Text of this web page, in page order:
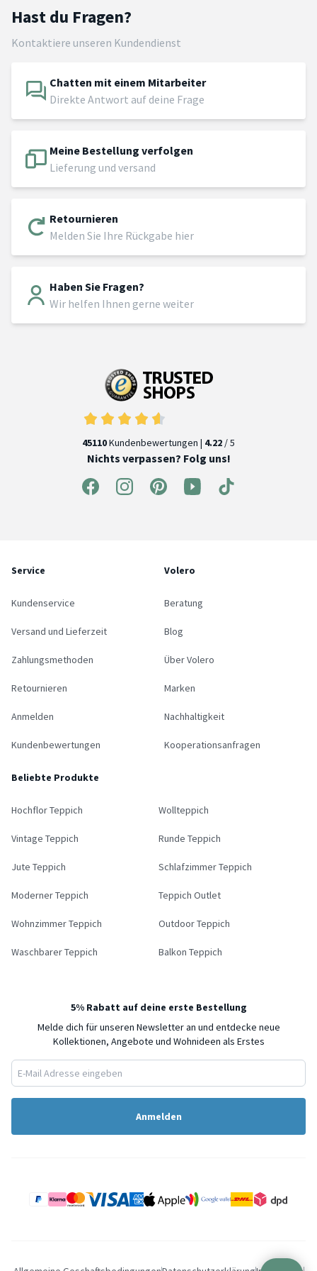
Hast du Fragen?
Kontaktiere unseren Kundendienst
Chatten mit einem Mitarbeiter
Direkte Antwort auf deine Frage
Meine Bestellung verfolgen
Lieferung und versand
Retournieren
Melden Sie Ihre Rückgabe hier
Haben Sie Fragen?
Wir helfen Ihnen gerne weiter
45110Kundenbewertungen | 4.22 / 5
Nichts verpassen? Folg uns!
Service
Kundenservice
Versand und Lieferzeit
Zahlungsmethoden
Retournieren
Anmelden
Kundenbewertungen
Volero
Beratung
Blog
Über Volero
Marken
Nachhaltigkeit
Kooperationsanfragen
Beliebte Produkte
Hochflor Teppich Wollteppich
Vintage Teppich Runde Teppich
Jute Teppich Schlafzimmer Teppich
Moderner Teppich Teppich Outlet
Wohnzimmer Teppich Outdoor Teppich
Waschbarer Teppich Balkon Teppich
5% Rabatt auf deine erste Bestellung
Melde dich für unseren Newsletter an und entdecke neue
Kollektionen, Angebote und Wohnideen als Erstes
Anmelden